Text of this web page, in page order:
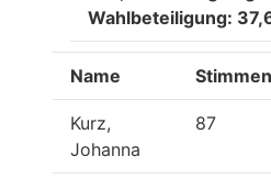
Wahlbeteiligung:
Name Stimmen
Kurz,
Johanna
87